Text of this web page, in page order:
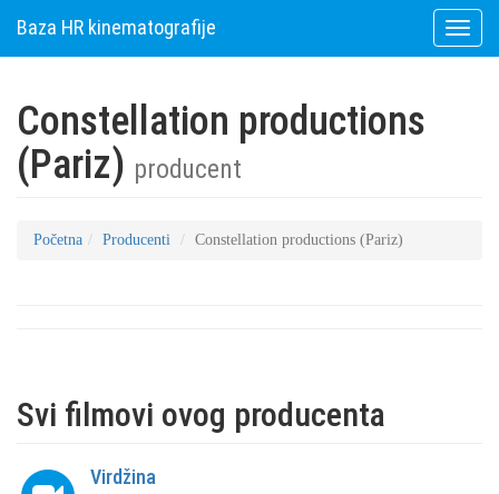
Toggle
Baza HR kinematografije
Constellation productions
(Pariz) producent
Početna Producenti Constellation productions (Pariz)
Svi filmovi ovog producenta
Virdžina